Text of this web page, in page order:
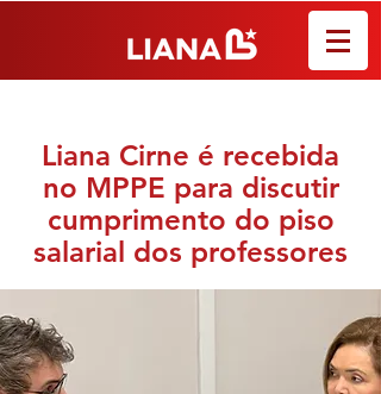
Liana Cirne é recebida
no MPPE para discutir
cumprimento do piso
salarial dos professores